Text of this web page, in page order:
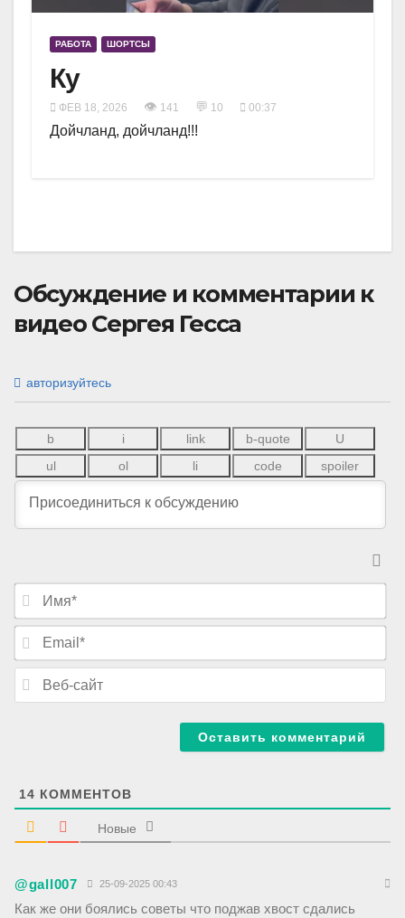
РАБОТА ШОРТСЫ
Ку
ФЕВ 18, 2026 👁 141 💬 10 00:37
Дойчланд, дойчланд!!!
Обсуждение и комментарии к
видео Сергея Гесса
авторизуйтесь
И
я
E
a
14 КОММЕНТОВ
Новые
@gall007 25-09-2025 00:43
Как же они боялись советы что поджав хвост сдались